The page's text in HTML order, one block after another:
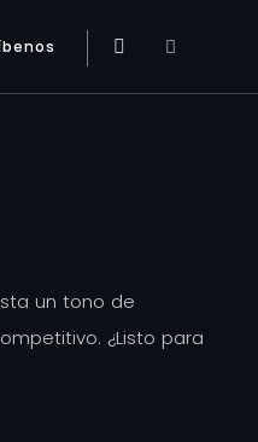
un tono de
¿Listo para